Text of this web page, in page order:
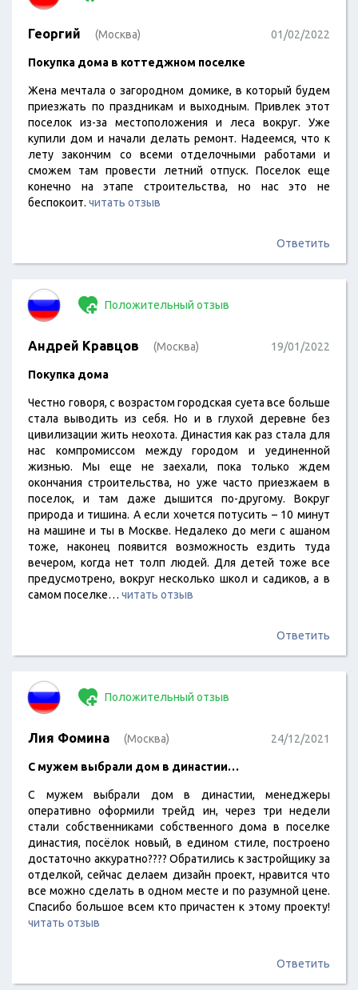
Георгий (Москва) 01/02/2022
Покупка дома в коттеджном поселке
Жена мечтала о загородном домике, в который будем
приезжать по праздникам и выходным. Привлек этот
поселок из-за местоположения и леса вокруг. Уже
купили дом и начали делать ремонт. Надеемся, что к
лету закончим со всеми отделочными работами и
сможем там провести летний отпуск. Поселок еще
конечно на этапе строительства, но нас это не
беспокоит. читать отзыв
Ответить
Положительный отзыв
Андрей Кравцов (Москва) 19/01/2022
Покупка дома
Честно говоря, с возрастом городская суета все больше
стала выводить из себя. Но и в глухой деревне без
цивилизации жить неохота. Династия как раз стала для
нас компромиссом между городом и уединенной
жизнью. Мы еще не заехали, пока только ждем
окончания строительства, но уже часто приезжаем в
поселок, и там даже дышится по-другому. Вокруг
природа и тишина. А если хочется потусить – 10 минут
на машине и ты в Москве. Недалеко до меги с ашаном
тоже, наконец появится возможность ездить туда
вечером, когда нет толп людей. Для детей тоже все
предусмотрено, вокруг несколько школ и садиков, а в
самом поселке… читать отзыв
Ответить
Положительный отзыв
Лия Фомина (Москва) 24/12/2021
С мужем выбрали дом в династии…
С мужем выбрали дом в династии, менеджеры
оперативно оформили трейд ин, через три недели
стали собственниками собственного дома в поселке
династия, посёлок новый, в едином стиле, построено
достаточно аккуратно???? Обратились к застройщику за
отделкой, сейчас делаем дизайн проект, нравится что
все можно сделать в одном месте и по разумной цене.
Спасибо большое всем кто причастен к этому проекту!
читать отзыв
Ответить